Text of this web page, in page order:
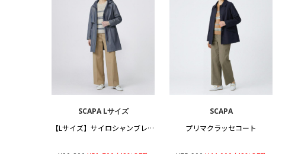
SCAPA Lサイズ
【Lサイズ】サイロシャンブレーコート
SCAPA
プリマクラッセコート